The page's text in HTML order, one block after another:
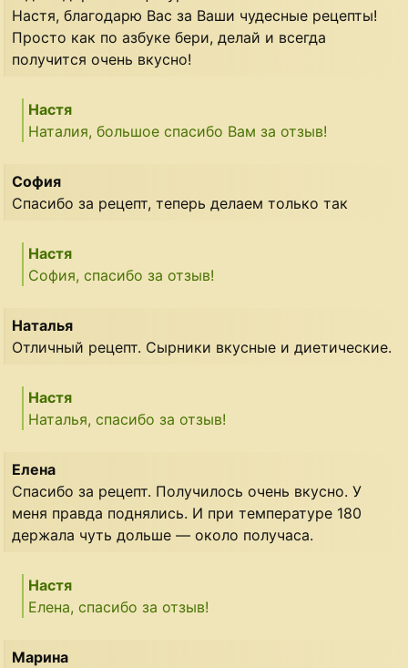
Настя, благодарю Вас за Ваши чудесные рецепты!
Просто как по азбуке бери, делай и всегда
получится очень вкусно!
Настя
Наталия, большое спасибо Вам за отзыв!
София
Спасибо за рецепт, теперь делаем только так
Настя
София, спасибо за отзыв!
Наталья
Отличный рецепт. Сырники вкусные и диетические.
Настя
Наталья, спасибо за отзыв!
Елена
Спасибо за рецепт. Получилось очень вкусно. У
меня правда поднялись. И при температуре 180
держала чуть дольше — около получаса.
Настя
Елена, спасибо за отзыв!
Марина